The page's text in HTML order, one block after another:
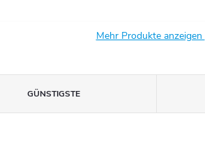
Mehr Produkte anzeigen
GÜNSTIGSTE